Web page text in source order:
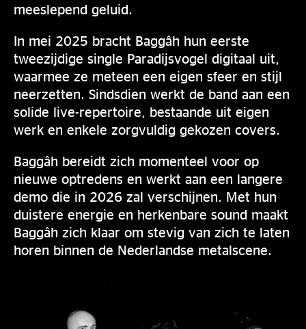
meeslepend geluid.
In mei 2025 bracht Baggâh hun eerste
tweezijdige single Paradijsvogel digitaal uit,
waarmee ze meteen een eigen sfeer en stijl
neerzetten. Sindsdien werkt de band aan een
solide live-repertoire, bestaande uit eigen
werk en enkele zorgvuldig gekozen covers.
Baggâh bereidt zich momenteel voor op
nieuwe optredens en werkt aan een langere
demo die in 2026 zal verschijnen. Met hun
duistere energie en herkenbare sound maakt
Baggâh zich klaar om stevig van zich te laten
horen binnen de Nederlandse metalscene.